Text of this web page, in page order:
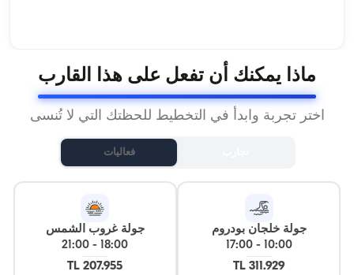
ماذا يمكنك أن تفعل على هذا القارب
اختر تجربة وابدأ في التخطيط للحظتك التي لا تُنسى
فعاليات
جولة خلجان بودروم
10:00
-
17:00
311.929 TL
جولة غروب الشمس
18:00
-
21:00
207.955 TL